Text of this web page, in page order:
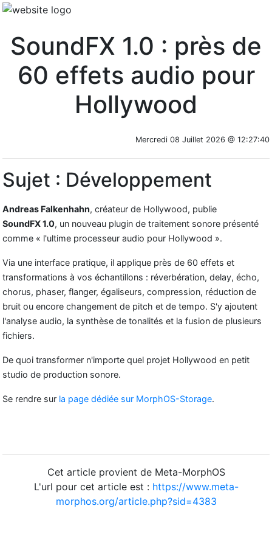
SoundFX 1.0 : près de
60 effets audio pour
Hollywood
Mercredi 08 Juillet 2026 @ 12:27:40
Sujet : Développement
Andreas Falkenhahn, créateur de Hollywood, publie
SoundFX 1.0, un nouveau plugin de traitement sonore présenté
comme « l'ultime processeur audio pour Hollywood ».
Via une interface pratique, il applique près de 60 effets et
transformations à vos échantillons : réverbération, delay, écho,
chorus, phaser, flanger, égaliseurs, compression, réduction de
bruit ou encore changement de pitch et de tempo. S'y ajoutent
l'analyse audio, la synthèse de tonalités et la fusion de plusieurs
fichiers.
De quoi transformer n'importe quel projet Hollywood en petit
studio de production sonore.
Se rendre sur la page dédiée sur MorphOS-Storage.
Cet article provient de Meta-MorphOS
L'url pour cet article est : https://www.meta-
morphos.org/article.php?sid=4383